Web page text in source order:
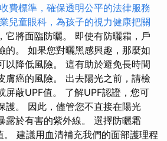
費標準，確保透明公平的法律服務
兒童眼科，為孩子的視力健康把關
它將面臨防曬。 即使有防曬霜，戶
的。 如果您對曬黑感興趣，那麼如
以降低風險。 這有助於避免長時間
膚癌的風險。 出去陽光之前，請檢
屏蔽UPF值。 了解UPF認證，您可
護。 因此，儘管您不直接在陽光
露於有害的紫外線。 選擇防曬霜
。 建議用血清補充我們的面部護理程